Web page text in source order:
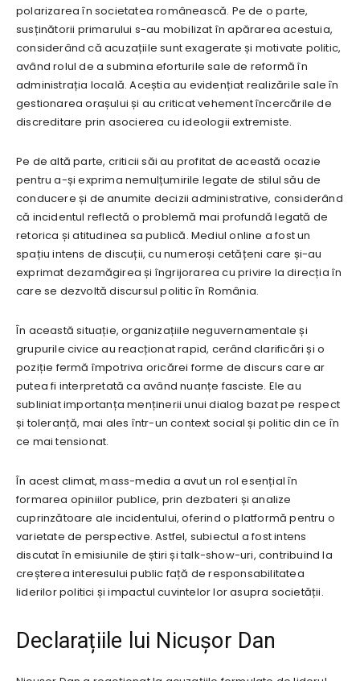
polarizarea în societatea românească. Pe de o parte,
susținătorii primarului s-au mobilizat în apărarea acestuia,
considerând că acuzațiile sunt exagerate și motivate politic,
având rolul de a submina eforturile sale de reformă în
administrația locală. Aceștia au evidențiat realizările sale în
gestionarea orașului și au criticat vehement încercările de
discreditare prin asocierea cu ideologii extremiste.
Pe de altă parte, criticii săi au profitat de această ocazie
pentru a-și exprima nemulțumirile legate de stilul său de
conducere și de anumite decizii administrative, considerând
că incidentul reflectă o problemă mai profundă legată de
retorica și atitudinea sa publică. Mediul online a fost un
spațiu intens de discuții, cu numeroși cetățeni care și-au
exprimat dezamăgirea și îngrijorarea cu privire la direcția în
care se dezvoltă discursul politic în România.
În această situație, organizațiile neguvernamentale și
grupurile civice au reacționat rapid, cerând clarificări și o
poziție fermă împotriva oricărei forme de discurs care ar
putea fi interpretată ca având nuanțe fasciste. Ele au
subliniat importanța menținerii unui dialog bazat pe respect
și toleranță, mai ales într-un context social și politic din ce în
ce mai tensionat.
În acest climat, mass-media a avut un rol esențial în
formarea opiniilor publice, prin dezbateri și analize
cuprinzătoare ale incidentului, oferind o platformă pentru o
varietate de perspective. Astfel, subiectul a fost intens
discutat în emisiunile de știri și talk-show-uri, contribuind la
creșterea interesului public față de responsabilitatea
liderilor politici și impactul cuvintelor lor asupra societății.
Declarațiile lui Nicușor Dan